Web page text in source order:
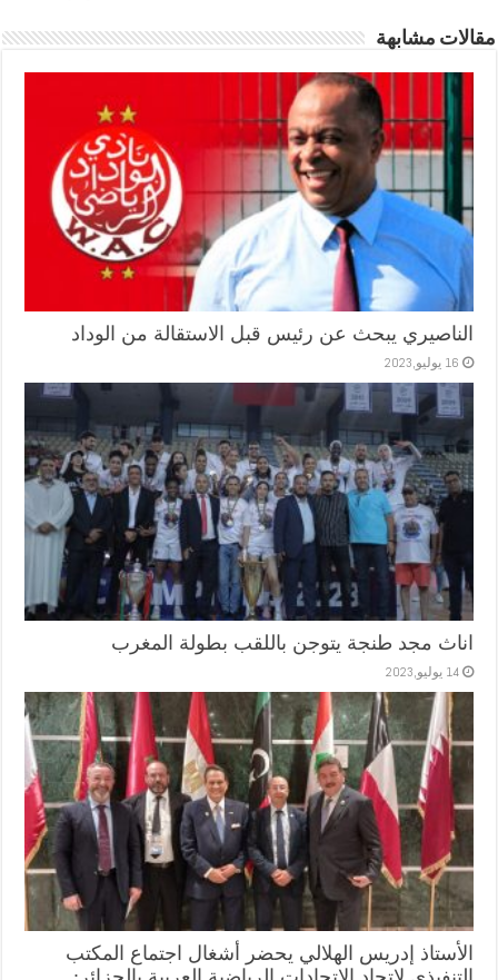
مقالات مشابهة
الناصيري يبحث عن رئيس قبل الاستقالة من الوداد
16 يوليو,2023
اناث مجد طنجة يتوجن باللقب بطولة المغرب
14 يوليو,2023
الأستاذ إدريس الهلالي يحضر أشغال اجتماع المكتب